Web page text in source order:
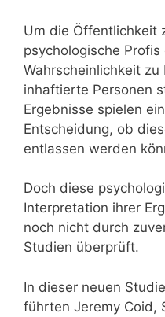
Um die Öffentlichkeit
psychologische
Wahrscheinlichkeit
inhaftierte Personen
Ergebnisse spielen
Entscheidung, ob
entlassen werden
Doch diese
Interpretation ihrer
noch nicht durch
Studien überprüft.
In dieser neuen
führten Jeremy Coid,